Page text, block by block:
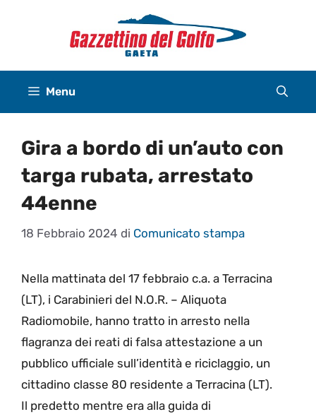
Menu
Gira a bordo di un’auto con
targa rubata, arrestato
44enne
18 Febbraio 2024 di Comunicato stampa
Nella mattinata del 17 febbraio c.a. a Terracina
(LT), i Carabinieri del N.O.R. – Aliquota
Radiomobile, hanno tratto in arresto nella
flagranza dei reati di falsa attestazione a un
pubblico ufficiale sull’identità e riciclaggio, un
cittadino classe 80 residente a Terracina (LT).
Il predetto mentre era alla guida di